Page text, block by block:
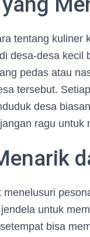
tentang kuliner
desa-desa kecil
pedas atau
tersebut.
desa
ragu untuk
menelusuri
untuk
bisa